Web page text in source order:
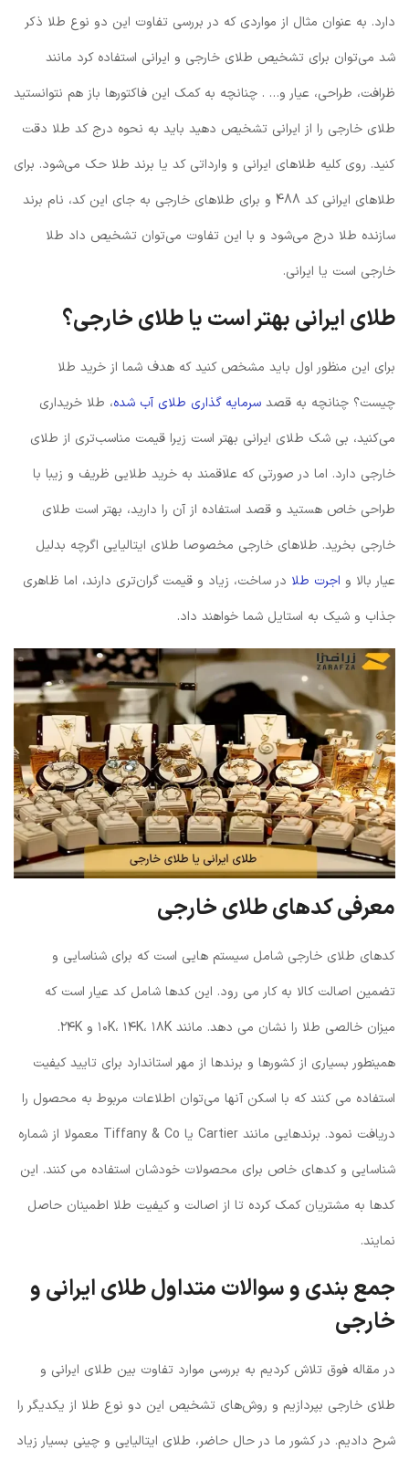
دارد. به عنوان مثال از مواردی که در بررسی تفاوت این دو نوع طلا ذکر
شد می‌توان برای تشخیص طلای خارجی و ایرانی استفاده کرد مانند
ظرافت، طراحی، عیار و… . چنانچه به کمک این فاکتورها باز هم نتوانستید
طلای خارجی را از ایرانی تشخیص دهید باید به نحوه درج کد طلا دقت
کنید. روی کلیه طلاهای ایرانی و وارداتی کد یا برند طلا حک می‌شود. برای
طلاهای ایرانی کد 488 و برای طلاهای خارجی به جای این کد، نام برند
سازنده طلا درج می‌شود و با این تفاوت می‌توان تشخیص داد طلا
خارجی است یا ایرانی.
طلای ایرانی بهتر است یا طلای خارجی؟
برای این منظور اول باید مشخص کنید که هدف شما از خرید طلا
چیست؟ چنانچه به قصد سرمایه گذاری طلای آب شده، طلا خریداری
می‌کنید، بی شک طلای ایرانی بهتر است زیرا قیمت مناسب‌تری از طلای
خارجی دارد. اما در صورتی که علاقمند به خرید طلایی ظریف و زیبا با
طراحی خاص هستید و قصد استفاده از آن را دارید، بهتر است طلای
خارجی بخرید. طلاهای خارجی مخصوصا طلای ایتالیایی اگرچه بدلیل
عیار بالا و اجرت طلا در ساخت، زیاد و قیمت گران‌تری دارند، اما ظاهری
جذاب و شیک به استایل شما خواهند داد.
معرفی کدهای طلای خارجی
کدهای طلای خارجی شامل سیستم هایی است که برای شناسایی و
تضمین اصالت کالا به کار می رود. این کدها شامل کد عیار است که
میزان خالصی طلا را نشان می دهد. مانند ۱۰K، ۱۴K، ۱۸K و ۲۴K.
همینطور بسیاری از کشورها و برندها از مهر استاندارد برای تایید کیفیت
استفاده می کنند که با اسکن آنها می‌توان اطلاعات مربوط به محصول را
دریافت نمود. برندهایی مانند Cartier یا Tiffany & Co معمولا از شماره
شناسایی و کدهای خاص برای محصولات خودشان استفاده می کنند. این
کدها به مشتریان کمک کرده تا از اصالت و کیفیت طلا اطمینان حاصل
نمایند.
جمع بندی و سوالات متداول طلای ایرانی و
خارجی
در مقاله فوق تلاش کردیم به بررسی موارد تفاوت بین طلای ایرانی و
طلای خارجی بپردازیم و روش‌های تشخیص این دو نوع طلا از یکدیگر را
شرح دادیم. در کشور ما در حال حاضر، طلای ایتالیایی و چینی بسیار زیاد